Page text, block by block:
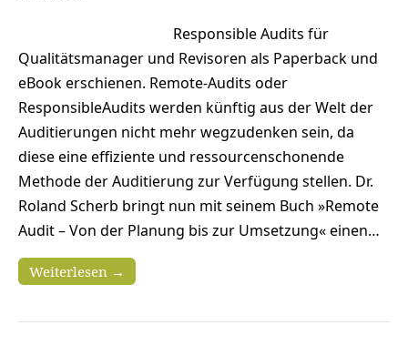
Responsible Audits für
Qualitätsmanager und Revisoren als Paperback und
eBook erschienen. Remote-Audits oder
ResponsibleAudits werden künftig aus der Welt der
Auditierungen nicht mehr wegzudenken sein, da
diese eine effiziente und ressourcenschonende
Methode der Auditierung zur Verfügung stellen. Dr.
Roland Scherb bringt nun mit seinem Buch »Remote
Audit – Von der Planung bis zur Umsetzung« einen…
Weiterlesen →